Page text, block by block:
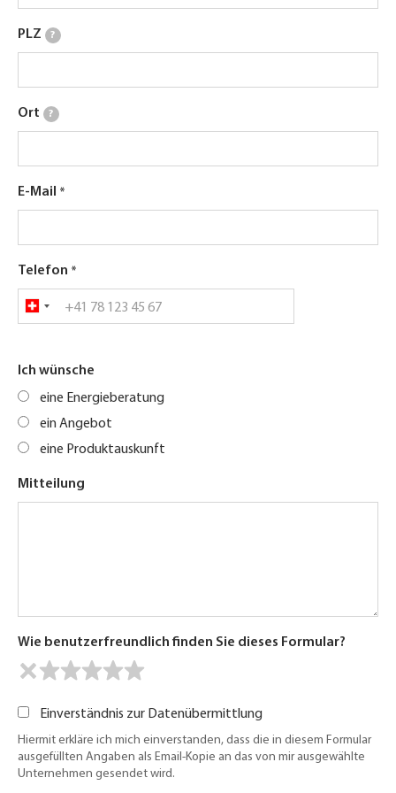
PLZ ?
Ort ?
E-Mail
Telefon
Ich wünsche
eine Energieberatung
ein Angebot
eine Produktauskunft
Mitteilung
Wie benutzerfreundlich finden Sie dieses Formular?
Einverständnis zur Datenübermittlung
Hiermit erkläre ich mich einverstanden, dass die in diesem Formular
ausgefüllten Angaben als Email-Kopie an das von mir ausgewählte
Unternehmen gesendet wird.